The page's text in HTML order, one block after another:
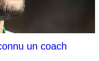
un coach